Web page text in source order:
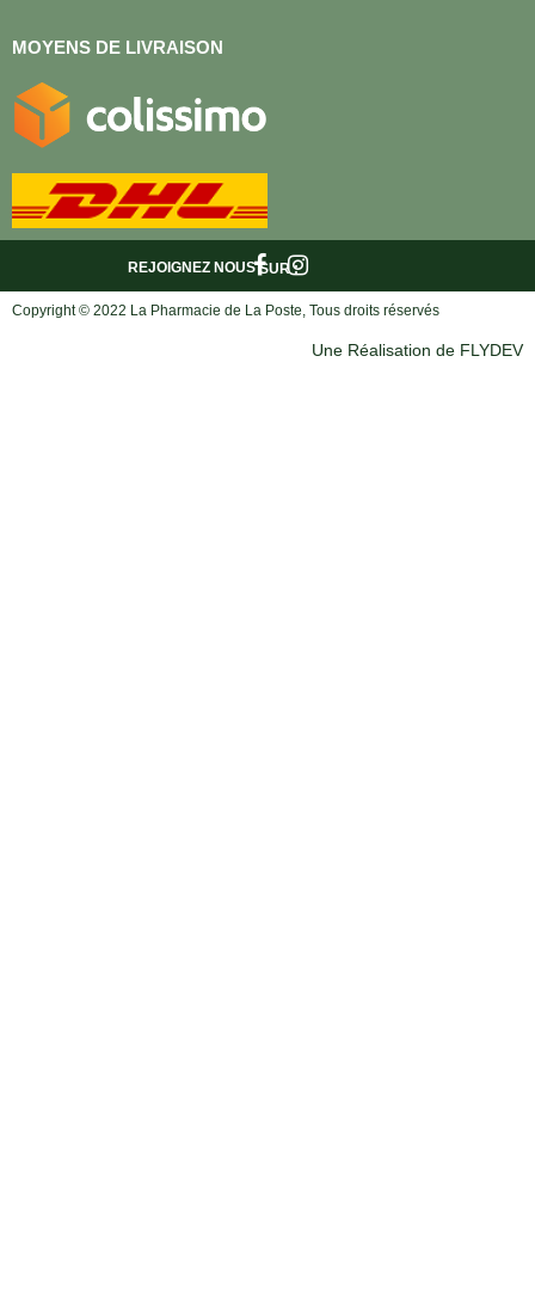
MOYENS DE LIVRAISON
SUR :
REJOIGNEZ NOUS
Copyright © 2022 La Pharmacie de La Poste, Tous droits réservés
Une Réalisation de FLYDEV